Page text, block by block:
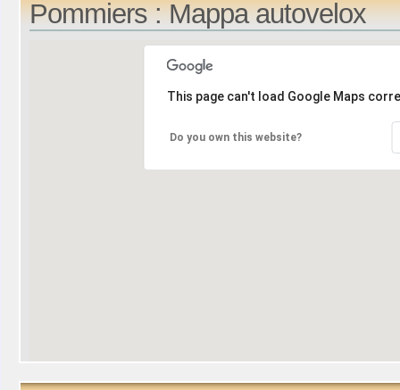
Pommiers : Mappa autovelox
This page can't load Google Maps
Do you own this website?